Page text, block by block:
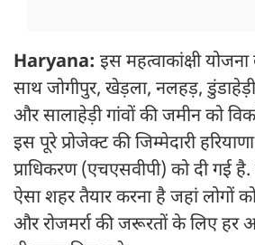
Haryana: इस महत्वाकांक्षी
साथ जोगीपुर, खेड़ला, नलहड़,
और सालाहेड़ी गांवों की जमीन को
इस पूरे प्रोजेक्ट की जिम्मेदारी
प्राधिकरण (एचएसवीपी) को दी गई
ऐसा शहर तैयार करना है जहां लोगों
और रोजमर्रा की जरूरतों के लिए